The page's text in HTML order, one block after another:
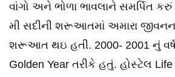
વાંગો અને ભોળા ભાવલાને સમર્પિત
મી સદીની શરૂઆતમાં અમારા
શરૂઆત થઇ હતી. 2000- 2001 નું વર્ષ
Golden Year તરીકે હતું. હોસ્ટેલ